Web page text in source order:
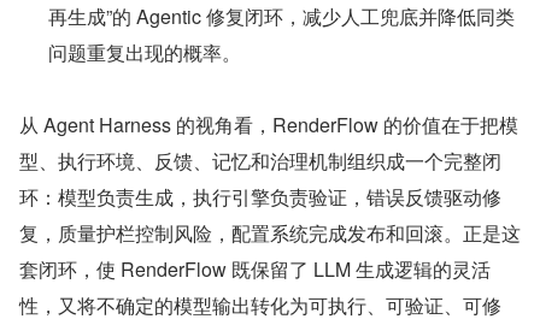
再生成”的 Agentic 修复闭环，减少人工兜底并降低同类
问题重复出现的概率。
从 Agent Harness 的视角看，RenderFlow 的价值在于把模
型、执行环境、反馈、记忆和治理机制组织成一个完整闭
环：模型负责生成，执行引擎负责验证，错误反馈驱动修
复，质量护栏控制风险，配置系统完成发布和回滚。正是这
套闭环，使 RenderFlow 既保留了 LLM 生成逻辑的灵活
性，又将不确定的模型输出转化为可执行、可验证、可修